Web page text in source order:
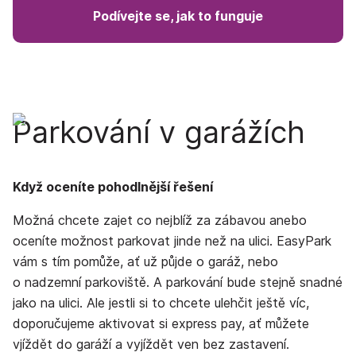
Podívejte se, jak to funguje
Parkování v garážích
Když oceníte pohodlnější řešení
Možná chcete zajet co nejblíž za zábavou anebo
oceníte možnost parkovat jinde než na ulici. EasyPark
vám s tím pomůže, ať už půjde o garáž, nebo
o nadzemní parkoviště. A parkování bude stejně snadné
jako na ulici. Ale jestli si to chcete ulehčit ještě víc,
doporučujeme aktivovat si express pay, ať můžete
vjíždět do garáží a vyjíždět ven bez zastavení.